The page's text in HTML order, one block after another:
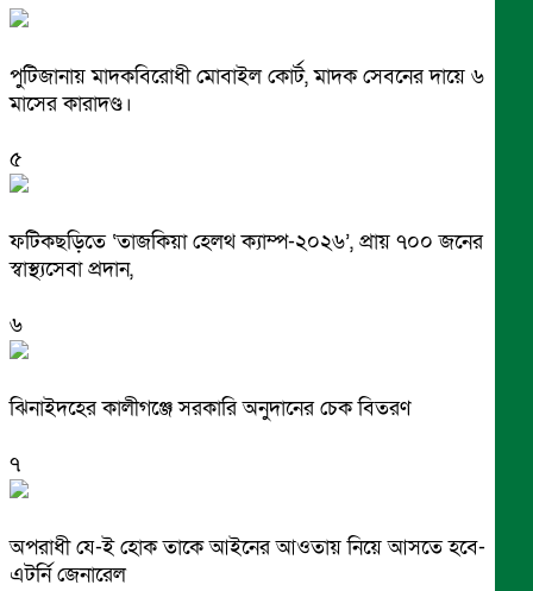
পুটিজানায় মাদকবিরোধী মোবাইল কোর্ট, মাদক সেবনের দায়ে ৬
মাসের কারাদণ্ড।
৫
ফটিকছড়িতে ‘তাজকিয়া হেলথ ক্যাম্প-২০২৬’, প্রায় ৭০০ জনের
স্বাস্থ্যসেবা প্রদান,
৬
ঝিনাইদহের কালীগঞ্জে সরকারি অনুদানের চেক বিতরণ
৭
অপরাধী যে-ই হোক তাকে আইনের আওতায় নিয়ে আসতে হবে-
এটর্নি জেনারেল